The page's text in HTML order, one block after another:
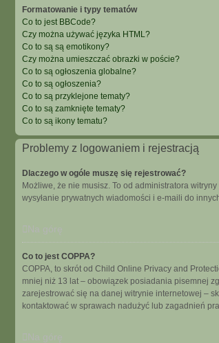
Formatowanie i typy tematów
Co to jest BBCode?
Czy można używać języka HTML?
Co to są są emotikony?
Czy można umieszczać obrazki w poście?
Co to są ogłoszenia globalne?
Co to są ogłoszenia?
Co to są przyklejone tematy?
Co to są zamknięte tematy?
Co to są ikony tematu?
Problemy z logowaniem i rejestracją
Dlaczego w ogóle muszę się rejestrować?
Możliwe, że nie musisz. To od administratora
wysyłanie prywatnych wiadomości i e-maili do
Na górę
Co to jest COPPA?
COPPA, to skrót od Child Online Privacy and
mniej niż 13 lat – obowiązek posiadania pisemnej
zarejestrować się na danej witrynie internetowej –
kontaktować w sprawach nadużyć lub zagadnień
Na górę